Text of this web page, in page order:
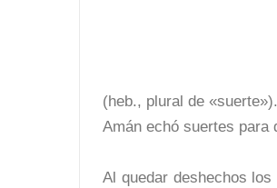
(heb., plural de «suerte»).
Amán echó suertes para
Al quedar deshechos